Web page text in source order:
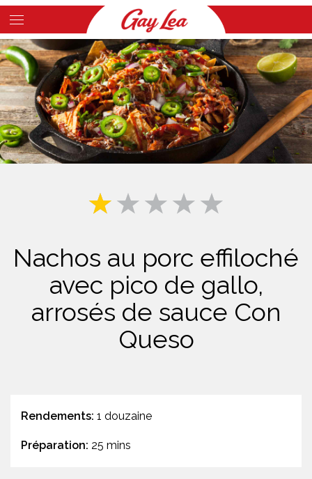
Skip
to
main
content
Main
Content
Nachos au porc effiloché
avec pico de gallo,
arrosés de sauce Con
Queso
Rendements: 1 douzaine
Préparation: 25 mins